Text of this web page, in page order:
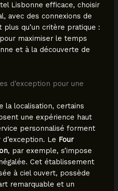
Lisbonne efficace, choisir
avec des connexions de
qu’un critère pratique :
maximiser le temps
et à la découverte de
d’exception pour une
la localisation, certains
une expérience haut
personnalisé forment
Le Four
, par exemple, s’impose
Cet établissement
à ciel ouvert, possède
remarquable et un